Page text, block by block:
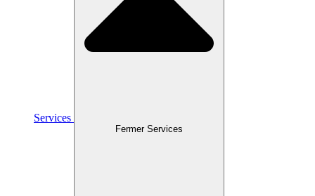
Services
Fermer Services